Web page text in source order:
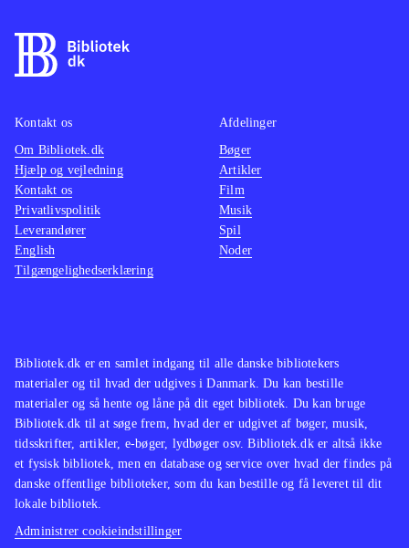
Bibliotek.dk er en samlet indgang til alle danske bibliotekers
materialer og til hvad der udgives i Danmark. Du kan bestille
materialer og så hente og låne på dit eget bibliotek. Du kan bruge
Bibliotek.dk til at søge frem, hvad der er udgivet af bøger, musik,
tidsskrifter, artikler, e-bøger, lydbøger osv. Bibliotek.dk er altså ikke
et fysisk bibliotek, men en database og service over hvad der findes på
danske offentlige biblioteker, som du kan bestille og få leveret til dit
lokale bibliotek.
Administrer cookieindstillinger
Kontakt os
Om Bibliotek.dk
Hjælp og vejledning
Kontakt os
Privatlivspolitik
Leverandører
English
Tilgængelighedserklæring
Afdelinger
Bøger
Artikler
Film
Musik
Spil
Noder